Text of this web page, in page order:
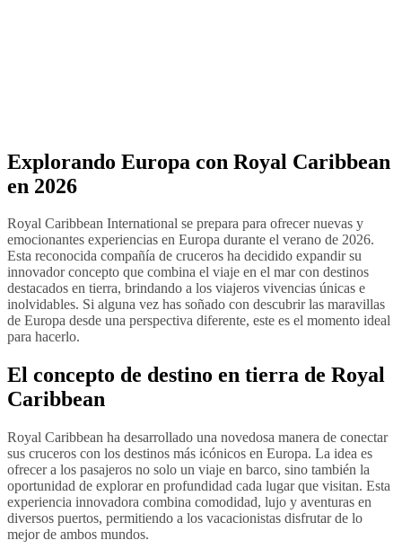
Explorando Europa con Royal Caribbean
en 2026
Royal Caribbean International se prepara para ofrecer nuevas y
emocionantes experiencias en Europa durante el verano de 2026.
Esta reconocida compañía de cruceros ha decidido expandir su
innovador concepto que combina el viaje en el mar con destinos
destacados en tierra, brindando a los viajeros vivencias únicas e
inolvidables. Si alguna vez has soñado con descubrir las maravillas
de Europa desde una perspectiva diferente, este es el momento ideal
para hacerlo.
El concepto de destino en tierra de Royal
Caribbean
Royal Caribbean ha desarrollado una novedosa manera de conectar
sus cruceros con los destinos más icónicos en Europa. La idea es
ofrecer a los pasajeros no solo un viaje en barco, sino también la
oportunidad de explorar en profundidad cada lugar que visitan. Esta
experiencia innovadora combina comodidad, lujo y aventuras en
diversos puertos, permitiendo a los vacacionistas disfrutar de lo
mejor de ambos mundos.